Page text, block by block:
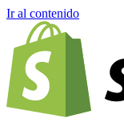
Ir al contenido